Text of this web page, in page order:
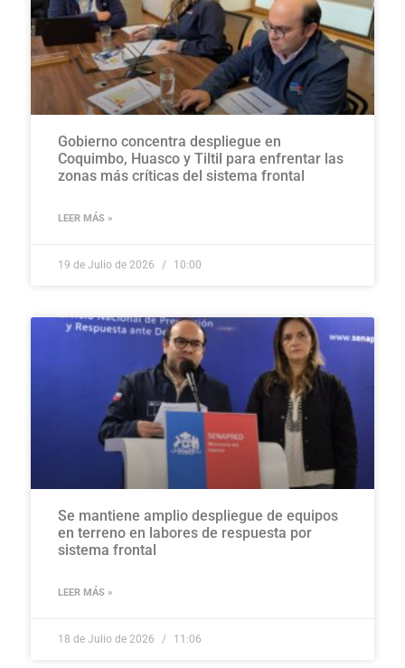
Gobierno concentra despliegue en
Coquimbo, Huasco y Tiltil para enfrentar las
zonas más críticas del sistema frontal
LEER MÁS »
19 de Julio de 2026 10:00
Se mantiene amplio despliegue de equipos
en terreno en labores de respuesta por
sistema frontal
LEER MÁS »
18 de Julio de 2026 11:06